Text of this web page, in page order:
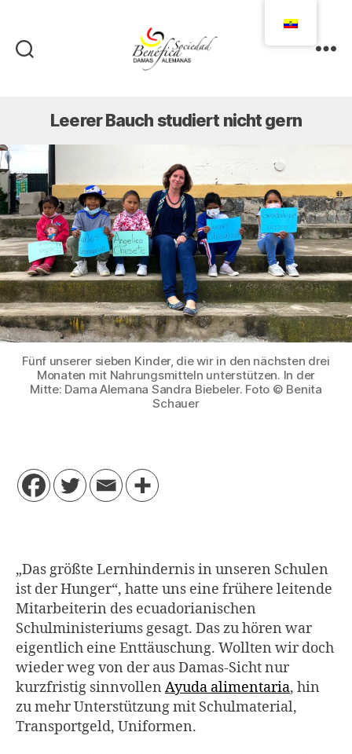
Ecuador
Leerer Bauch studiert nicht gern
Fünf unserer sieben Kinder, die wir in den nächsten drei
Monaten mit Nahrungsmitteln unterstützen. In der
Mitte: Dama Alemana Sandra Biebeler. Foto © Benita
Schauer
„Das größte Lernhindernis in unseren Schulen
ist der Hunger“, hatte uns eine frühere leitende
Mitarbeiterin des ecuadorianischen
Schulministeriums gesagt. Das zu hören war
eigentlich eine Enttäuschung. Wollten wir doch
wieder weg von der aus Damas-Sicht nur
kurzfristig sinnvollen Ayuda alimentaria, hin
zu mehr Unterstützung mit Schulmaterial,
Transportgeld, Uniformen.